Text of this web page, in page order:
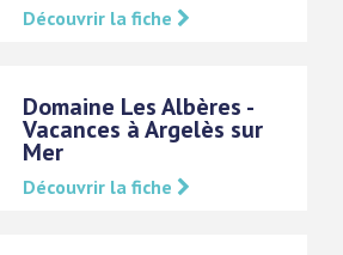
Découvrir la fiche
Domaine Les Albères -
Vacances à Argelès sur
Mer
Découvrir la fiche